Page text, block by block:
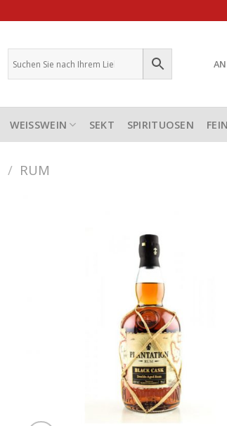
WEISSWEIN SEKT SPIRITUOSEN
/ RUM